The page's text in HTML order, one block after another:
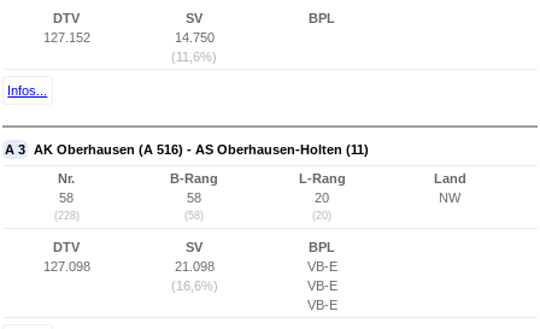
DTV
127.152
SV
14.750
(11,6%)
BPL
Infos...
A 3 AK Oberhausen (A 516) - AS Oberhausen-Holten (11)
Nr.
58
(228)
B-Rang
58
(58)
L-Rang
20
(20)
Land
NW
DTV
127.098
SV
21.098
(16,6%)
BPL
VB-E
VB-E
VB-E